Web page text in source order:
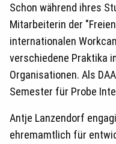
Schon während ihres
Mitarbeiterin der
internationalen
verschiedene Praktika
Organisationen. Als
Semester für Probe
Antje Lanzendorf
ehremamtlich für